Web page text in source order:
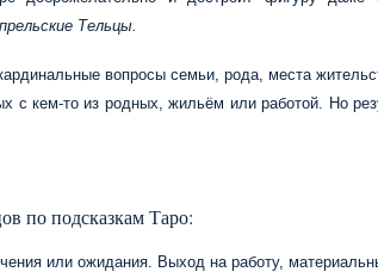
прельские Тельцы.
вопросы семьи, рода, места
с кем-то из родных, жильём или работой. Но
по подсказкам Таро:
или ожидания. Выход на работу,